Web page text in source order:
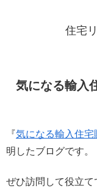
住宅
気になる輸入
『気になる輸入住宅
明したブログです。
ぜひ訪問して役立て